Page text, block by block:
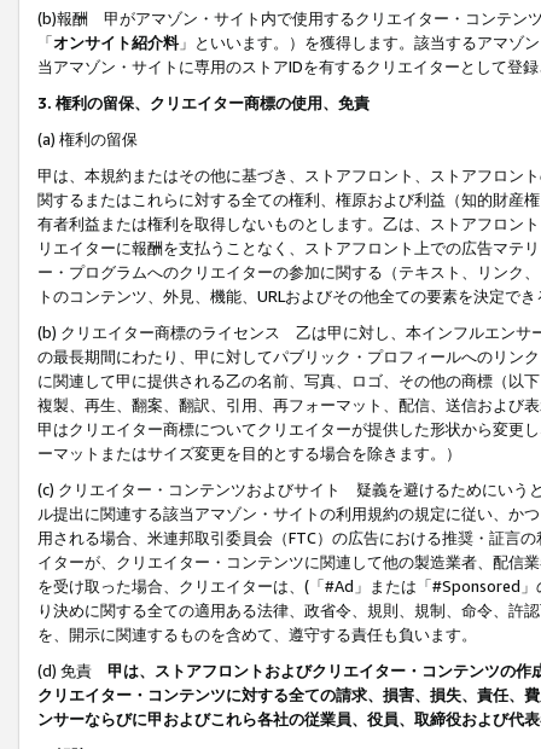
(b)報酬 甲がアマゾン・サイト内で使用するクリエイター・コンテン
「オンサイト紹介料」といいます。）を獲得します。該当するアマゾ
当アマゾン・サイトに専用のストアIDを有するクリエイターとして登
3. 権利の留保、クリエイター商標の使用、免責
(a) 権利の留保
甲は、本規約またはその他に基づき、ストアフロント、ストアフロン
関するまたはこれらに対する全ての権利、権原および利益（知的財産
有者利益または権利を取得しないものとします。乙は、ストアフロン
リエイターに報酬を支払うことなく、ストアフロント上での広告マテ
ー・プログラムへのクリエイターの参加に関する（テキスト、リンク
トのコンテンツ、外見、機能、URLおよびその他全ての要素を決定で
(b) クリエイター商標のライセンス 乙は甲に対し、本インフルエンサ
の最長期間にわたり、甲に対してパブリック・プロフィールへのリン
に関連して甲に提供される乙の名前、写真、ロゴ、その他の商標（以
複製、再生、翻案、翻訳、引用、再フォーマット、配信、送信および
甲はクリエイター商標についてクリエイターが提供した形状から変更
ーマットまたはサイズ変更を目的とする場合を除きます。）
(c) クリエイター・コンテンツおよびサイト 疑義を避けるためにいう
ル提出に関連する該当アマゾン・サイトの利用規約の規定に従い、か
用される場合、米連邦取引委員会（FTC）の広告における推奨・証言
イターが、クリエイター・コンテンツに関連して他の製造業者、配信
を受け取った場合、クリエイターは、(「#Ad」または「#Sponsored
り決めに関する全ての適用ある法律、政省令、規則、規制、命令、許
を、開示に関連するものを含めて、遵守する責任も負います。
(d) 免責 甲は、ストアフロントおよびクリエイター・コンテンツの
クリエイター・コンテンツに対する全ての請求、損害、損失、責任、
ンサーならびに甲およびこれら各社の従業員、役員、取締役および代